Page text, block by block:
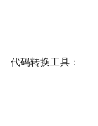
代码转换工具：